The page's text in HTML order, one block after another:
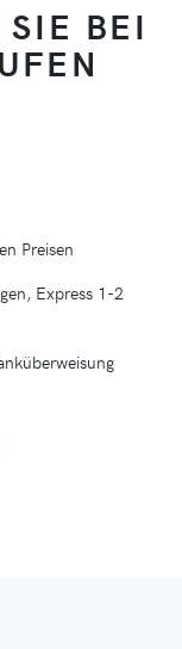
SIE BEI
Preisen
Express 1-2